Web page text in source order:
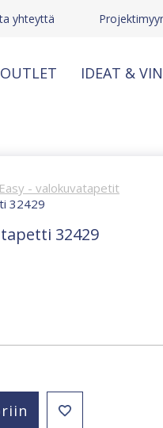
yhteyttä
OUTLET IDEAT &
- valokuvatapetit
32429
32429